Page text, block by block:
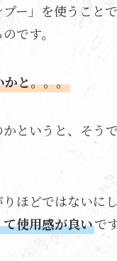
ー」を使うこと
です。
かと。。。
というと、そう
ほどではないにし
使用感が良いです